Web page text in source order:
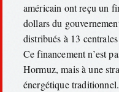
américain ont reçu un
dollars du
distribués à 13
Ce financement n’est
Hormuz, mais à une
énergétique